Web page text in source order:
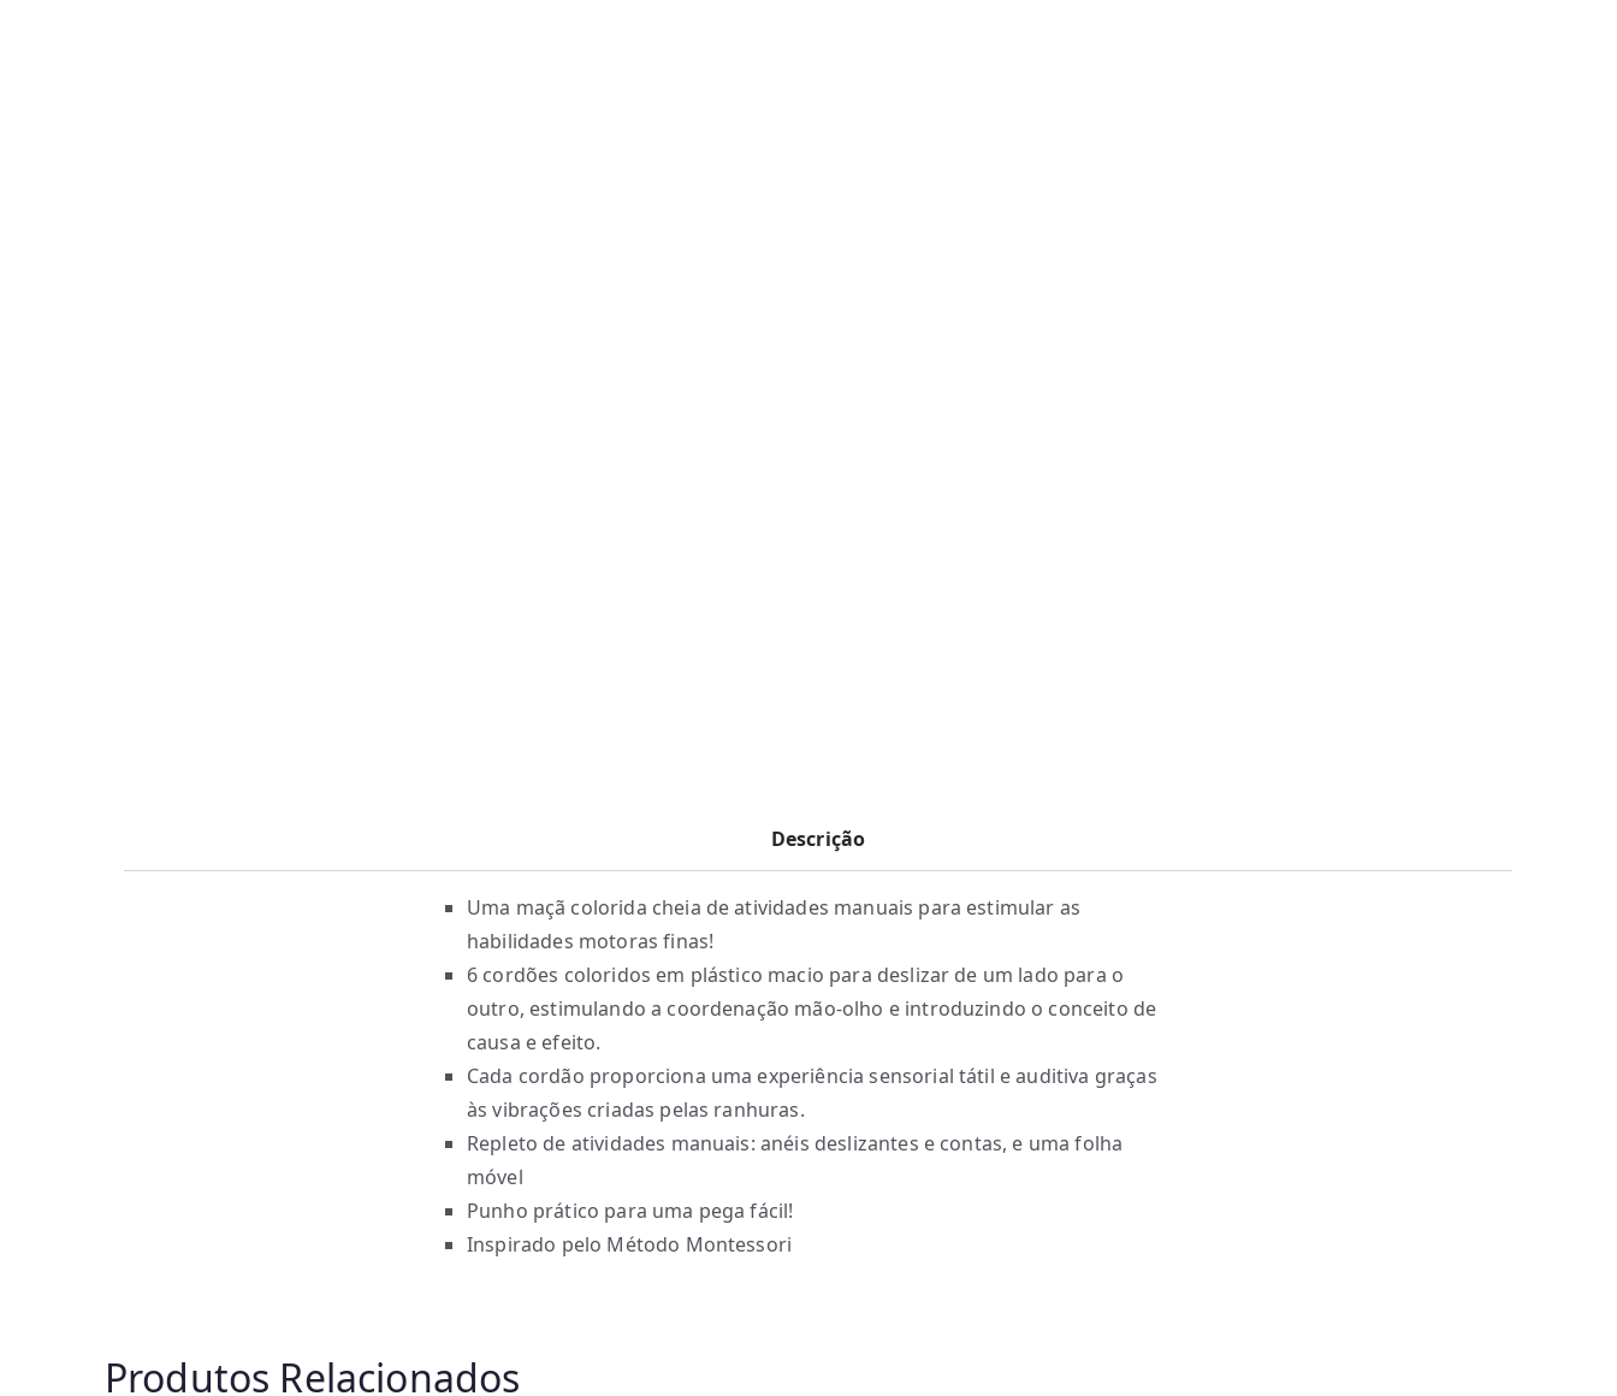
Descrição
Uma maçã colorida cheia de atividades manuais para estimular as
habilidades motoras finas!
6 cordões coloridos em plástico macio para deslizar de um lado para o
outro, estimulando a coordenação mão-olho e introduzindo o conceito de
causa e efeito.
Cada cordão proporciona uma experiência sensorial tátil e auditiva graças
às vibrações criadas pelas ranhuras.
Repleto de atividades manuais: anéis deslizantes e contas, e uma folha
móvel
Punho prático para uma pega fácil!
Inspirado pelo Método Montessori
Produtos Relacionados